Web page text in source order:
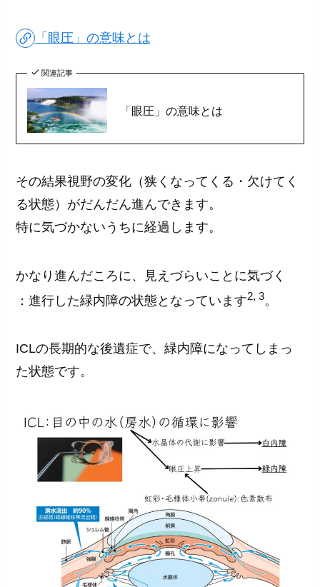
「眼圧」の意味とは
関連記事
「眼圧」の意味とは
その結果視野の変化（狭くなってくる・欠けてく
る状態）がだんだん進んできます。
特に気づかないうちに経過します。
かなり進んだころに、見えづらいことに気づく
：進行した緑内障の状態となっています2, 3。
ICLの長期的な後遺症で、緑内障になってしまっ
た状態です。